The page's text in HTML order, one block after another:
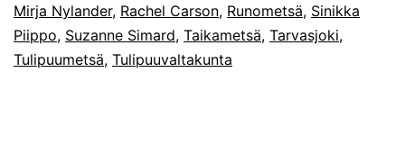
Mirja Nylander, Rachel Carson, Runometsä, Sinikka
Piippo, Suzanne Simard, Taikametsä, Tarvasjoki,
Tulipuumetsä, Tulipuuvaltakunta